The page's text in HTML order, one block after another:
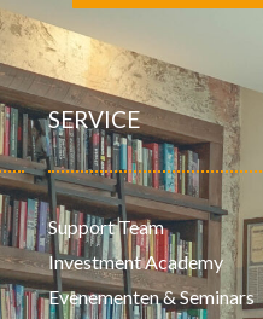
SERVICE
Support Team
Investment Academy
Evenementen & Seminars